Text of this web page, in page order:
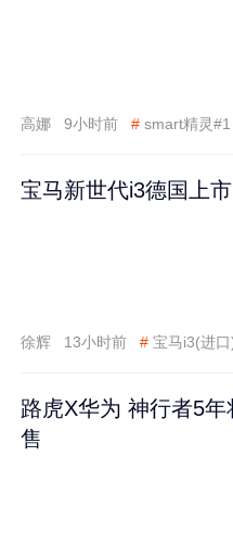
高娜 9小时前 # smart精灵#1
宝马新世代i3德国上
徐辉 13小时前 # 宝马i3(进口
路虎X华为 神行者5
售